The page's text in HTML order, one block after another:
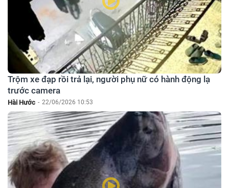
Trộm xe đạp rồi trả lại, người phụ nữ có hành động lạ
trước camera
Hài Hước - 22/06/2026 10:53